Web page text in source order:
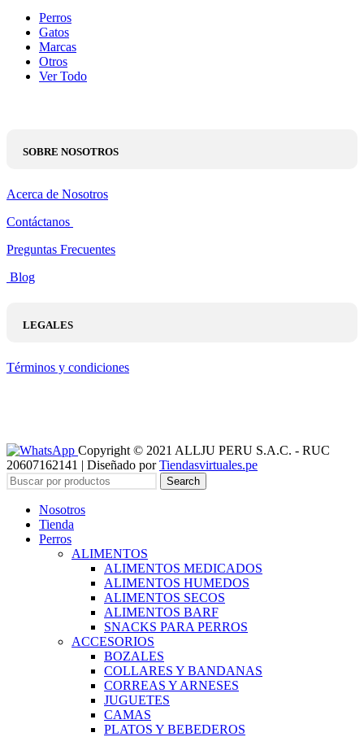
Perros
Gatos
Marcas
Otros
Ver Todo
SOBRE NOSOTROS
Acerca de Nosotros
Contáctanos
Preguntas Frecuentes
Blog
LEGALES
Términos y condiciones
Copyright © 2021 ALLJU PERU S.A.C. - RUC
20607162141 | Diseñado porTiendasvirtuales.pe
Search
Nosotros
Tienda
Perros
ALIMENTOS
ALIMENTOS MEDICADOS
ALIMENTOS HUMEDOS
ALIMENTOS SECOS
ALIMENTOS BARF
SNACKS PARA PERROS
ACCESORIOS
BOZALES
COLLARES Y BANDANAS
CORREAS Y ARNESES
JUGUETES
CAMAS
PLATOS Y BEBEDEROS